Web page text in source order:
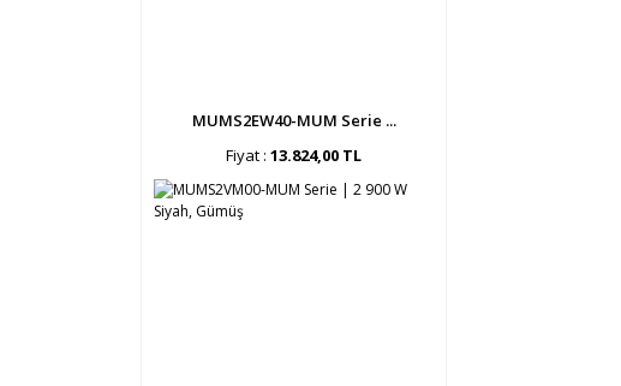
MUMS2EW40-MUM Serie ...
Fiyat : 13.824,00 TL